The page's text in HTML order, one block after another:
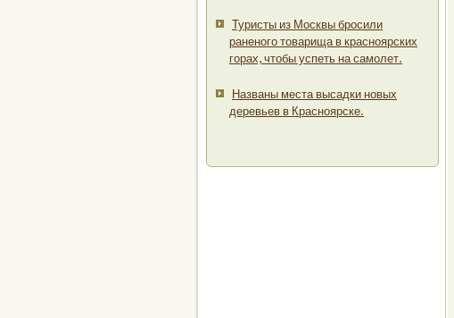
Туристы из Москвы бросили
раненого товарища в красноярских
горах, чтобы успеть на самолет.
Названы места высадки новых
деревьев в Красноярске.